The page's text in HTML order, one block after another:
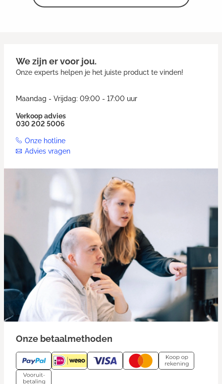
We zijn er voor jou.
Onze experts helpen je het juiste product te vinden!
Maandag - Vrijdag: 09:00 - 17:00 uur
Verkoop advies
030 202 5006
Onze hotline
Advies vragen
Onze betaalmethoden